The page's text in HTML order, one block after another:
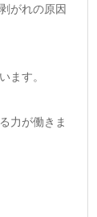
がれの原因
ます。
力が働きま